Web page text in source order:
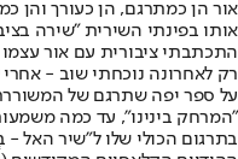
אותו בפינתי השירית "שירה
התכתבתי ציבורית עם אור עצמו
על ספר יפה שתרגם של
"המרחק בינינו", עד כמה
בתרגום הכולי שלו ל"שיר האל